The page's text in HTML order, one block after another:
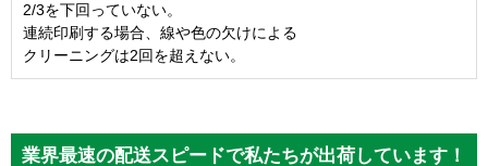
2/3を下回っていない。
連続印刷する場合、線や色の欠けによる
クリーニングは2回を超えない。
業界最速の配送スピードで私たちが出荷しています！